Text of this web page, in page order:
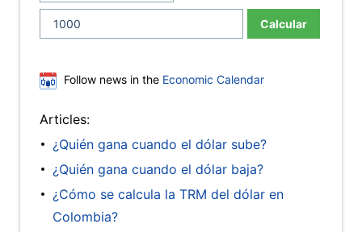
Calcular
Follow news in the Economic Calendar
Articles:
¿Quién gana cuando el dólar sube?
¿Quién gana cuando el dólar baja?
¿Cómo se calcula la TRM del dólar en
Colombia?